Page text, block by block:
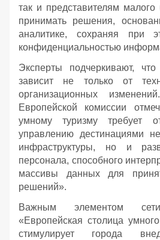
так и представителям малого
принимать решения,
аналитике, сохраняя при
конфиденциальностью
Эксперты подчеркивают,
зависит не только от
организационных
Европейской комиссии
умному туризму требует
управлению дестинациями
инфраструктуры, но и
персонала, способного
массивы данных для
решений».
Важным элементом
«Европейская столица
стимулирует города